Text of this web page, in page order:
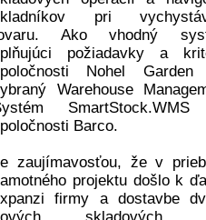
pri
Ako vhodný
požiadavky a
Nohel Garden
Warehouse
Barco.
zaujímavosťou, že v
projektu došlo k
firmy a dostavbe